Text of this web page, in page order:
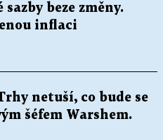
beze změny.
inflaci
netuší, co bude se
šéfem Warshem.